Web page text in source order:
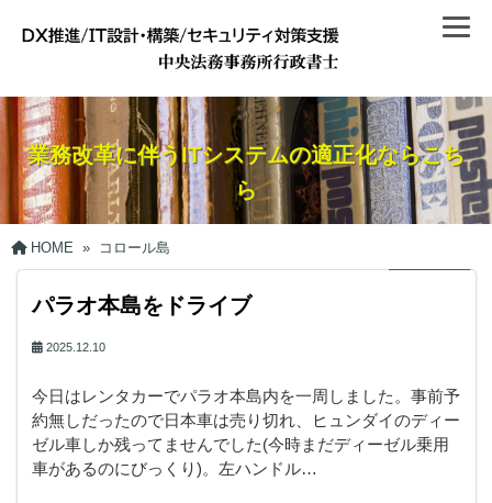
業務改革に伴うITシステムの適正化ならこち
ら
HOME » コロール島
パラオ本島をドライブ
2025.12.10
今日はレンタカーでパラオ本島内を一周しました。事前予
約無しだったので日本車は売り切れ、ヒュンダイのディー
ゼル車しか残ってませんでした(今時まだディーゼル乗用
車があるのにびっくり)。左ハンドル…